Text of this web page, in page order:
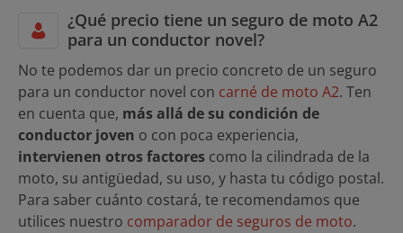
¿Qué precio tiene un seguro de moto A2
para un conductor novel?
No te podemos dar un precio concreto de un seguro
para un conductor novel con carné de moto A2. Ten
en cuenta que, más allá de su condición de
conductor joven o con poca experiencia,
intervienen otros factores como la cilindrada de la
moto, su antigüedad, su uso, y hasta tu código postal.
Para saber cuánto costará, te recomendamos que
utilices nuestro comparador de seguros de moto.